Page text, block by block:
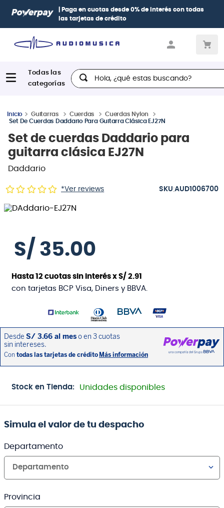
| Paga en cuotas desde 0% de interés con todas
las tarjetas de crédito
Hola, ¿qué estas buscando?
Guitarras Cuerdas
Cuerdas Nylon
Set De Cuerdas Daddario Para Guitarra Clásica EJ27N
Set de cuerdas Daddario para
guitarra clásica EJ27N
Daddario
*Ver reviews :AUD1006700
S/ 35.00
Hasta12 cuotas sin interés xS/ 2.91
con tarjetas BCP Visa, Diners y BBVA.
Stock en Tienda: Unidades disponibles
Simula el valor de tu despacho
Departamento
Departamento
Provincia